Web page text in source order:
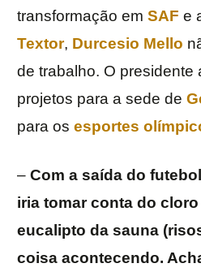
transformação em SAF e
Textor, Durcesio Mello
de trabalho. O presidente
projetos para a sede de
para os esportes
– Com a saída do
iria tomar conta do
eucalipto da sauna
coisa acontecendo.